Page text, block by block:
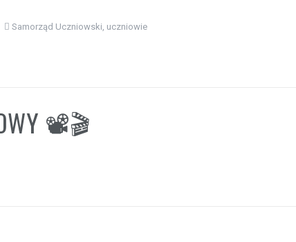
Samorząd Uczniowski uczniowie
📽️🎬